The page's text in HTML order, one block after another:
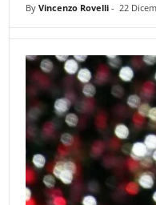
By Vincenzo Rovelli- 22